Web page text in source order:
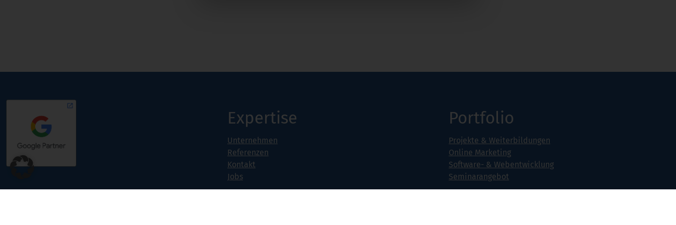
Expertise
Unternehmen
Referenzen
Kontakt
Jobs
Portfolio
Projekte & Weiterbildungen
Online Marketing
Software- & Webentwicklung
Seminarangebot